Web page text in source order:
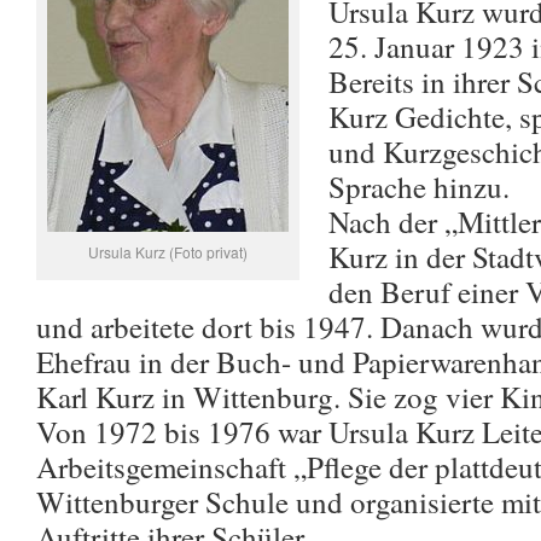
Ursula Kurz (Foto privat)
Ursula Kurz
25. Januar 1923
Bereits in ihrer
Kurz Gedichte,
und
Sprache hinzu.
Nach der
Kurz in der
den Beruf einer
und arbeitete dort bis 1947. Danach
Ehefrau in der Buch- und
Karl Kurz in Wittenburg. Sie zog vier
Von 1972 bis 1976 war Ursula Kurz
Arbeitsgemeinschaft „Pflege der
Wittenburger Schule und organisierte